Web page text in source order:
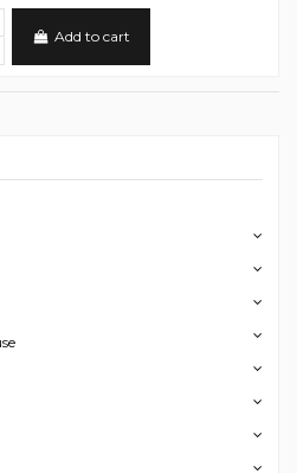
Add to cart